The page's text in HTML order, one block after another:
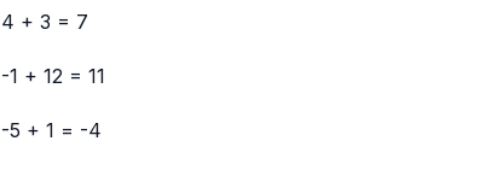
4 + 3 = 7
-1 + 12 = 11
-5 + 1 = -4